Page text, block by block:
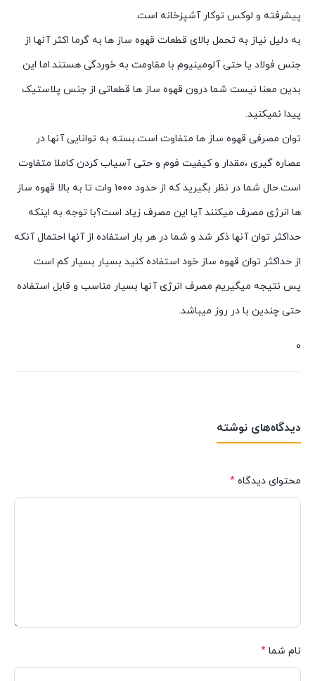
پیشرفته و لوکس توکار آشپزخانه است.
به دلیل نیاز به تحمل بالای قطعات قهوه ساز ها به گرما اکثر آنها از
جنس فولاد یا حتی آلومینیوم با مقاومت به خوردگی هستند.اما این
بدین معنا نیست شما درون قهوه ساز ها قطعاتی از جنس پلاستیک
پیدا نمیکنید.
توان مصرفی قهوه ساز ها متفاوت است.بسته به توانایی آنها در
عصاره گیری ،مقدار و کیفیت فوم و حتی آسیاب کردن کاملا متفاوت
است.حال شما در نظر بگیرید که از حدود ۱۰۰۰ وات تا به بالا قهوه ساز
ها انرژی مصرف میکنند آیا این مصرف زیاد است؟با توجه به اینکه
حداکثر توان آنها ذکر شد و شما در هر بار استفاده از آنها احتمال آنکه
از حداکثر توان قهوه ساز خود استفاده کنید بسیار بسیار کم است
پس نتیجه میگیریم مصرف انرژی آنها بسیار مناسب و قابل استفاده
حتی چندین با در روز میباشد.
0
دیدگاه‌های نوشته
محتوای دیدگاه *
نام شما *